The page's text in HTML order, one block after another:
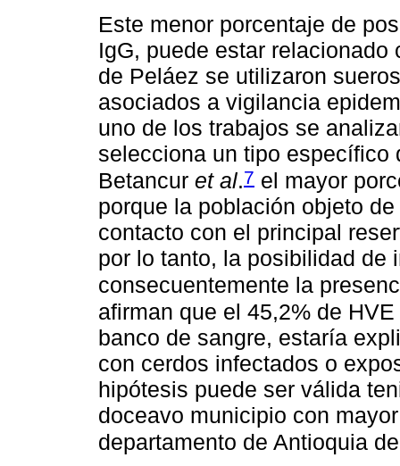
Este menor porcentaje de
IgG, puede estar
de Peláez se utilizaron
asociados a vigilancia
uno de los trabajos se
selecciona un tipo específico
Betancur et al.7 el mayor
porque la población objeto
contacto con el principal
por lo tanto, la posibilidad de
consecuentemente la
afirman que el 45,2% de
banco de sangre, estaría
con cerdos infectados o
hipótesis puede ser válida
doceavo municipio con
departamento de Antioquia